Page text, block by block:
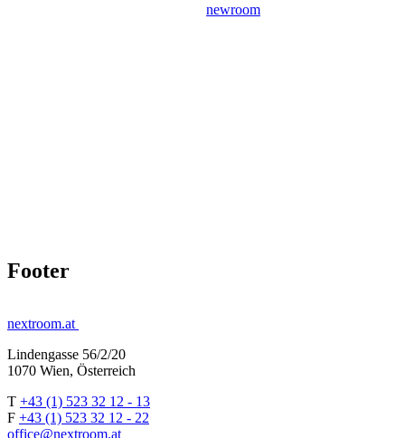
newroom
Footer
nextroom.at
Lindengasse 56/2/20
1070 Wien, Österreich
T +43 (1) 523 32 12 - 13
F +43 (1) 523 32 12 - 22
office@nextroom.at